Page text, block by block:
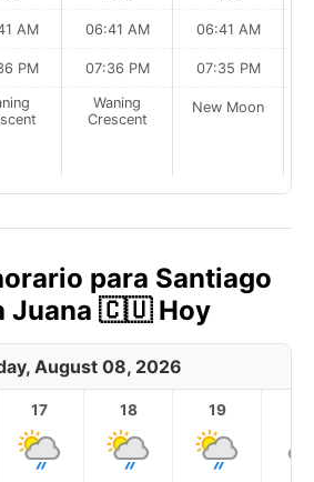
AM
PM
06:41 AM
07:36 PM
Waning
Crescent
06:41 AM
07:35 PM
New Moon
para Santiago
Juana 🇨🇺 Hoy
August 08, 2026
17 18 19